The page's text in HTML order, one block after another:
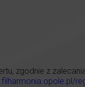
zgodnie z